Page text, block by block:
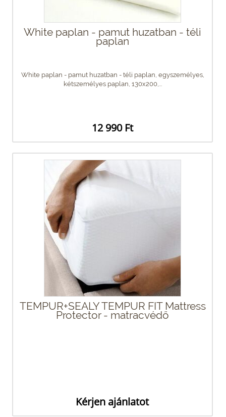
White paplan - pamut huzatban - téli
paplan
White paplan - pamut huzatban - téli paplan, egyszemélyes,
kétszemélyes paplan, 130x200,...
12 990 Ft
TEMPUR+SEALY TEMPUR FIT Mattress
Protector - matracvédő
Kérjen ajánlatot